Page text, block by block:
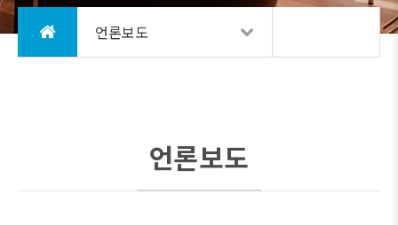
언론보도
언론보도